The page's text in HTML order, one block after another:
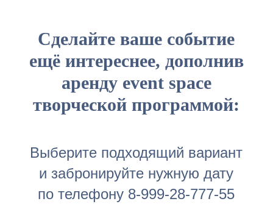
Сделайте ваше событие
ещё интереснее, дополнив
аренду event space
творческой программой:
Выберите подходящий вариант
и забронируйте нужную дату
по телефону 8-999-28-777-55